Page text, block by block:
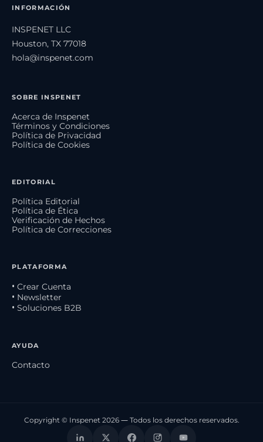
INFORMACIÓN
INSPENET LLC
Houston, TX 77018
hola@inspenet.com
SOBRE INSPENET
Acerca de Inspenet
Términos y Condiciones
Política de Privacidad
Política de Cookies
EDITORIAL
Política Editorial
Política de Ética
Verificación de Hechos
Política de Correcciones
PLATAFORMA
• Crear Cuenta
• Newsletter
• Soluciones B2B
AYUDA
Contacto
Copyright © Inspenet 2026 — Todos los derechos reservados.